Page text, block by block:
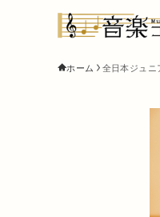
ホーム 全日本ジュ